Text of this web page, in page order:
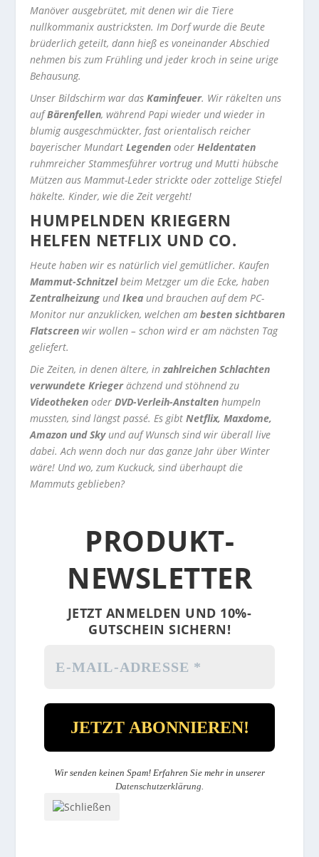
Manöver ausgebrütet, mit denen wir die Tiere
nullkommanix austricksten. Im Dorf wurde die Beute
brüderlich geteilt, dann hieß es voneinander Abschied
nehmen bis zum Frühling und jeder kroch in seine urige
Behausung.
Unser Bildschirm war dasKaminfeuer. Wir räkelten uns
aufBärenfellen, während Papi wieder und wieder in
blumig ausgeschmückter, fast orientalisch reicher
bayerischer MundartLegenden oderHeldentaten
ruhmreicher Stammesführer vortrug und Mutti hübsche
Mützen aus Mammut-Leder strickte oder zottelige Stiefel
häkelte. Kinder, wie die Zeit vergeht!
HUMPELNDEN KRIEGERN
HELFEN NETFLIX UND CO.
Heute haben wir es natürlich viel gemütlicher. Kaufen
Mammut-Schnitzelbeim Metzger um die Ecke, haben
Zentralheizung undIkea und brauchen auf dem PC-
Monitor nur anzuklicken, welchen ambesten sichtbaren
Flatscreen wir wollen – schon wird er am nächsten Tag
geliefert.
Die Zeiten, in denen ältere, inzahlreichen Schlachten
verwundete Kriegerächzend und stöhnend zu
Videotheken oderDVD-Verleih-Anstalten humpeln
mussten, sind längst passé. Es gibtNetflix, Maxdome,
Amazon und Skyund auf Wunsch sind wir überall live
dabei. Ach wenn doch nur das ganze Jahr über Winter
wäre! Und wo, zum Kuckuck, sind überhaupt die
Mammuts geblieben?
PRODUKT-
NEWSLETTER
JETZT ANMELDEN UND 10%-
GUTSCHEIN SICHERN!
Wir senden keinen Spam! Erfahren Sie mehr in unserer
Datenschutzerklärung